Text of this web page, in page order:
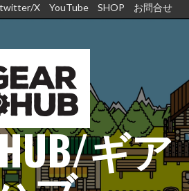
twitter/X YouTube SHOP お問合せ
ギア